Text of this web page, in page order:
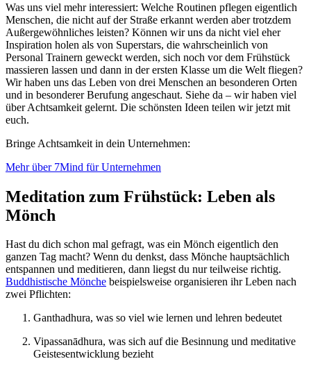
Was uns viel mehr interessiert: Welche Routinen pflegen eigentlich
Menschen, die nicht auf der Straße erkannt werden aber trotzdem
Außergewöhnliches leisten? Können wir uns da nicht viel eher
Inspiration holen als von Superstars, die wahrscheinlich von
Personal Trainern geweckt werden, sich noch vor dem Frühstück
massieren lassen und dann in der ersten Klasse um die Welt fliegen?
Wir haben uns das Leben von drei Menschen an besonderen Orten
und in besonderer Berufung angeschaut. Siehe da – wir haben viel
über Achtsamkeit gelernt. Die schönsten Ideen teilen wir jetzt mit
euch.
Bringe Achtsamkeit in dein Unternehmen:
Mehr über 7Mind für Unternehmen
Meditation zum Frühstück: Leben als
Mönch
Hast du dich schon mal gefragt, was ein Mönch eigentlich den
ganzen Tag macht? Wenn du denkst, dass Mönche hauptsächlich
entspannen und meditieren, dann liegst du nur teilweise richtig.
Buddhistische Mönche beispielsweise organisieren ihr Leben nach
zwei Pflichten:
Ganthadhura, was so viel wie lernen und lehren bedeutet
Vipassanādhura, was sich auf die Besinnung und meditative
Geistesentwicklung bezieht